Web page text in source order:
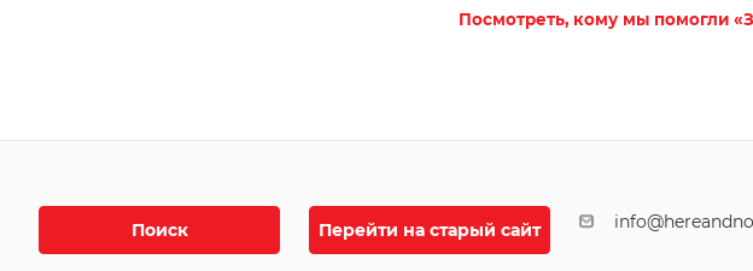
Посмотреть, кому мы помогли
Поиск Перейти на старый сайт